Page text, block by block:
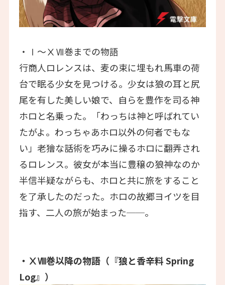
・Ⅰ～ⅩⅦ巻までの物語
行商人ロレンスは、麦の束に埋もれ馬車の荷
台で眠る少女を見つける。少女は狼の耳と尻
尾を有した美しい娘で、自らを豊作を司る神
ホロと名乗った。「わっちは神と呼ばれてい
たがよ。わっちゃあホロ以外の何者でもな
い」老獪な話術を巧みに操るホロに翻弄され
るロレンス。彼女が本当に豊穣の狼神なのか
半信半疑ながらも、ホロと共に旅をすること
を了承したのだった。ホロの故郷ヨイツを目
指す、二人の旅が始まった──。
・ⅩⅧ巻以降の物語（『狼と香辛料 Spring
Log』）